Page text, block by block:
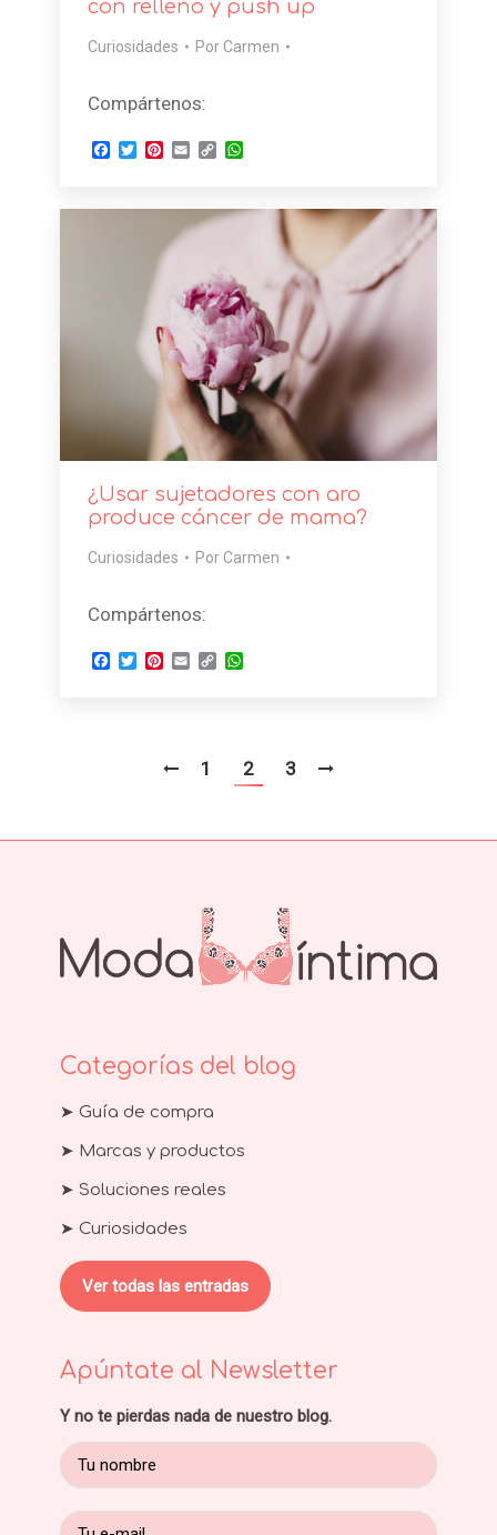
con relleno y push up
Curiosidades Por Carmen
Compártenos:
Facebook
TwitterPinterest
EmailCopyWhatsApp
¿Usar sujetadores con aro
produce cáncer de mama?
Curiosidades Por Carmen
Compártenos:
Facebook
TwitterPinterest
EmailCopyWhatsApp
1 2 3
Categorías del blog
➤ Guía de compra
➤ Marcas y productos
➤ Soluciones reales
➤ Curiosidades
Ver todas las entradas
Apúntate al Newsletter
Y no te pierdas nada de nuestro blog.